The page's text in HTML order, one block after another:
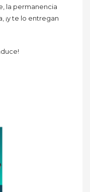
la permanencia
¡y te lo entregan